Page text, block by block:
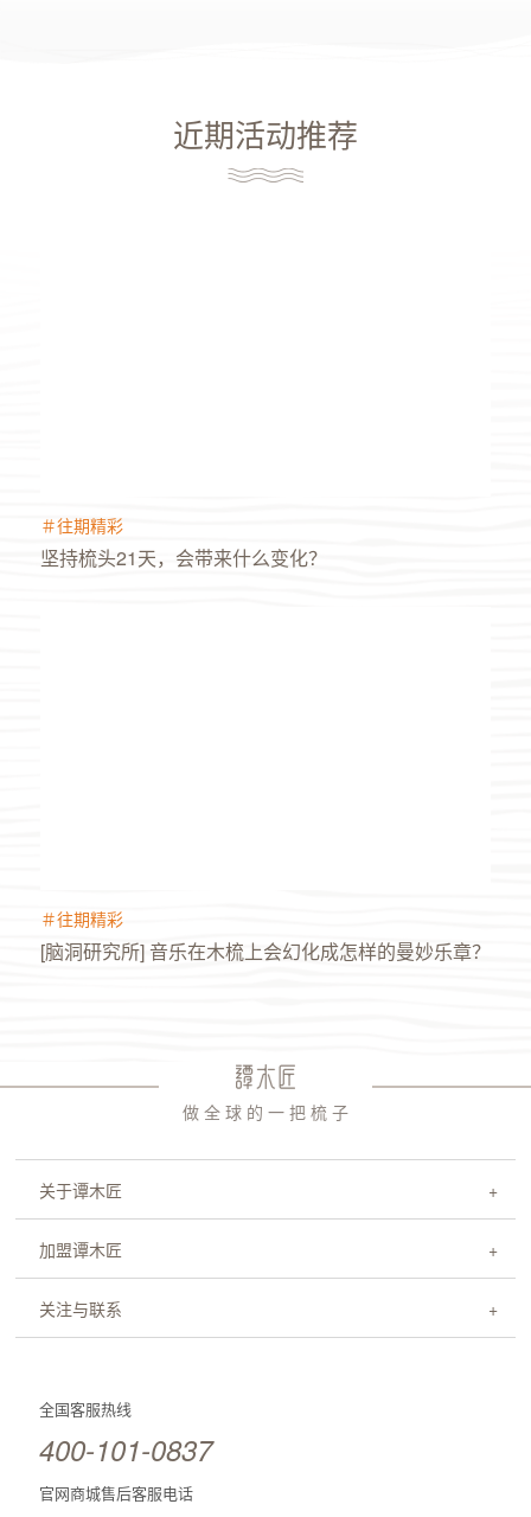
近期活动推荐
＃往期精彩
坚持梳头21天，会带来什么变化？
＃往期精彩
[脑洞研究所] 音乐在木梳上会幻化成怎样的曼妙乐章？
做 全 球 的 一 把 梳 子
关于谭木匠
加盟谭木匠
关注与联系
全国客服热线
400-101-0837
官网商城售后客服电话